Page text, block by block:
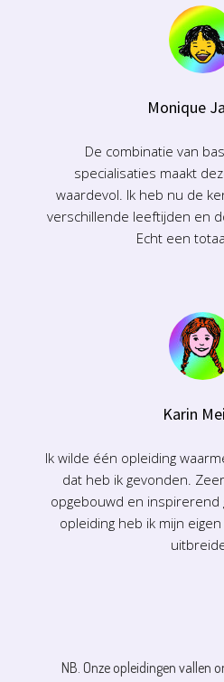
Monique
De combinatie van
specialisaties maakt
waardevol. Ik heb nu de
verschillende leeftijden en
Echt een
Karin
Ik wilde één opleiding
dat heb ik gevonden.
opgebouwd en inspirerend
opleiding heb ik mijn
NB. Onze opleidingen vallen